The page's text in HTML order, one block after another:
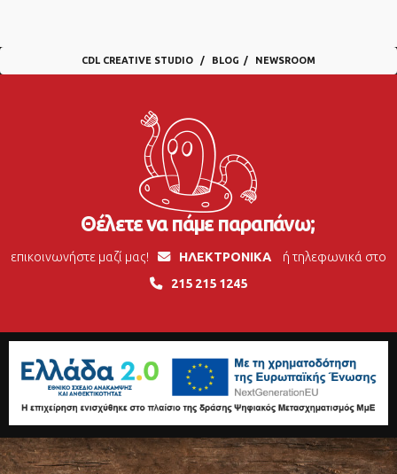
CDL CREATIVE STUDIO BLOG NEWSROOM
Θέλετε να πάμε παραπάνω;
επικοινωνήστε μαζί μας! ΗΛΕΚΤΡΟΝΙΚΑ
ή τηλεφωνικά στο
215 215 1245